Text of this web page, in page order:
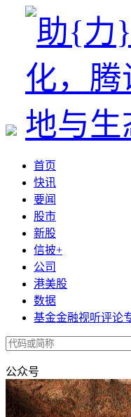
首页
快讯
要闻
股市
新股
信披+
公司
港美股
数据
基金金融视听评论
公众号